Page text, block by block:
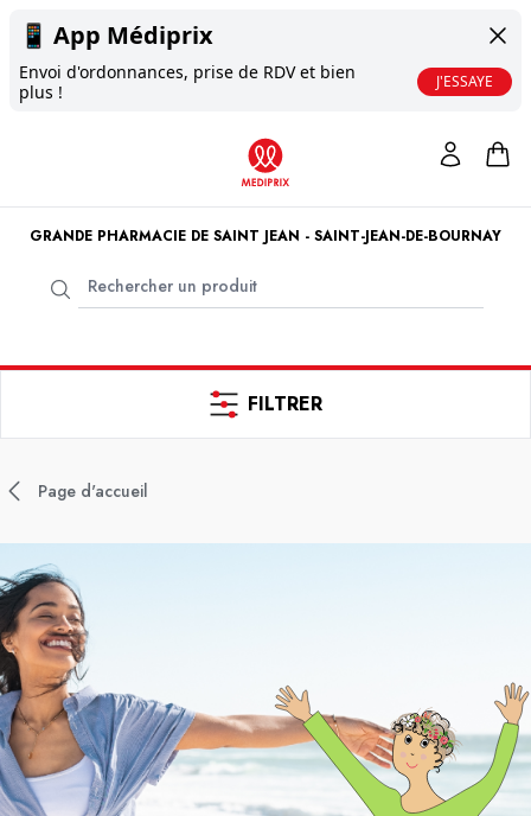
📱 App Médiprix
Envoi d'ordonnances, prise de RDV et bien
plus !
J'ESSAYE
GRANDE PHARMACIE DE SAINT JEAN - SAINT-JEAN-DE-BOURNAY
FILTRER
Page d'accueil